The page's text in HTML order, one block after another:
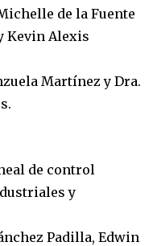
de la Fuente
Kevin Alexis
Martínez y Dra.
de control
y
Padilla, Edwin